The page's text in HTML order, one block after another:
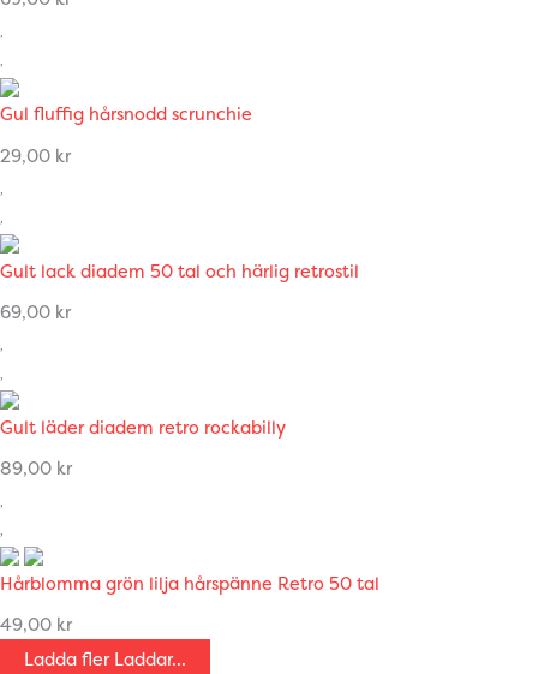
Gul fluffig hårsnodd scrunchie
29,00 kr
Gult lack diadem 50 tal och härlig retrostil
69,00 kr
Gult läder diadem retro rockabilly
89,00 kr
Hårblomma grön lilja hårspänne Retro 50 tal
49,00 kr
Ladda fler Laddar...